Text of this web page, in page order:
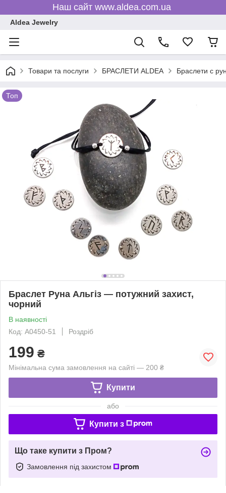
Наш сайт www.aldea.com.ua
Aldea Jewelry
Товари та послуги БРАСЛЕТИ ALDEA Браслети c
Топ
Браслет Руна Альгіз — потужний захист,
чорний
В наявності
Код: A0450-51
Роздріб
199 ₴
Мінімальна сума замовлення на сайті — 200 ₴
Купити
або
Купити з
Що таке купити з Пром?
Замовлення під захистом